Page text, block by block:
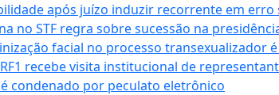
após juízo induzir recorrente em
no STF regra sobre sucessão na
facial no processo transexualizador
recebe visita institucional de
condenado por peculato eletrônico